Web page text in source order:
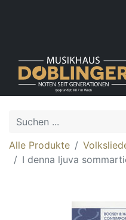
Alle Produkte
I denna ljuva